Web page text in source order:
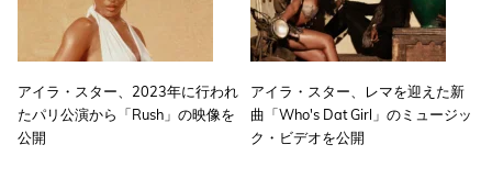
アイラ・スター、2023年に行われ
たパリ公演から「Rush」の映像を
公開
アイラ・スター、レマを迎えた新
曲「Who's Dat Girl」のミュージッ
ク・ビデオを公開